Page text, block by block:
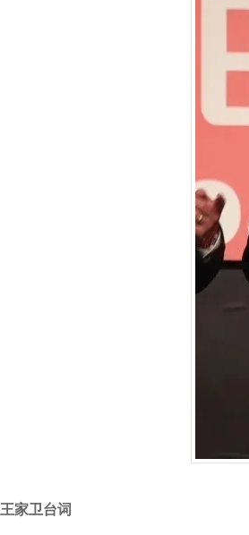
王家卫台词